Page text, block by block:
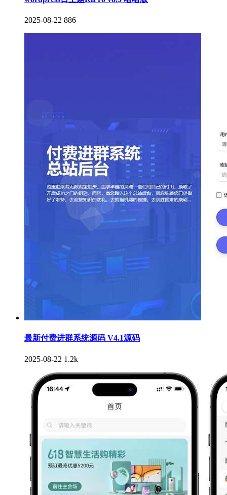
2025-08-22 886
最新付费进群系统源码 V4.1源码
2025-08-22 1.2k